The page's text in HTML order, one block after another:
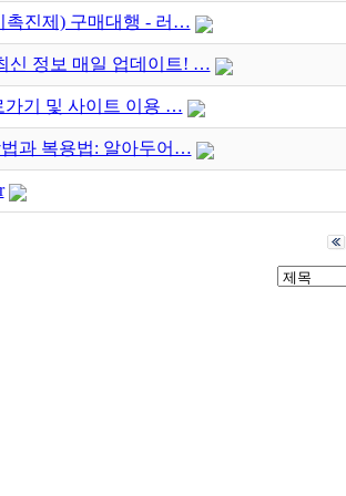
촉진제) 구매대행 - 러…
신 정보 매일 업데이트! …
가기 및 사이트 이용 …
과 복용법: 알아두어…